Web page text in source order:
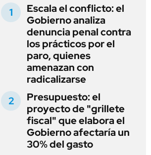
Escala el conflicto: el
Gobierno analiza
denuncia penal contra
los prácticos por el
paro, quienes
amenazan con
radicalizarse
Presupuesto: el
proyecto de "grillete
fiscal" que elabora el
Gobierno afectaría un
30% del gasto